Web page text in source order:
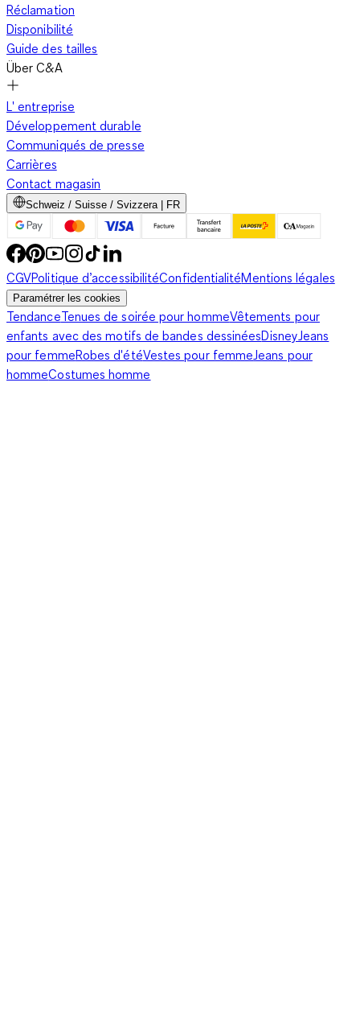
Réclamation
Disponibilité
Guide des tailles
Über C&A
L' entreprise
Développement durable
Communiqués de presse
Carrières
Contact magasin
Schweiz / Suisse / Svizzera | FR
CGVPolitique d’accessibilitéConfidentialitéMentions légales
Paramétrer les cookies
TendanceTenues de soirée pour hommeVêtements pour
enfants avec des motifs de bandes dessinéesDisneyJeans
pour femmeRobes d'étéVestes pour femmeJeans pour
hommeCostumes homme